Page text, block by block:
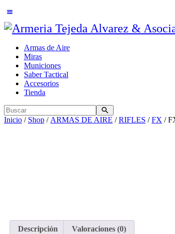
Armas de Aire
Miras
Municiones
Saber Tactical
Accesorios
Tienda
Inicio / Shop / ARMAS DE AIRE /RIFLES /FX /
Descripción Valoraciones (0)